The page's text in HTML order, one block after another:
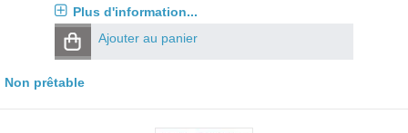
Plus d'information...
Ajouter au panier
Non prêtable